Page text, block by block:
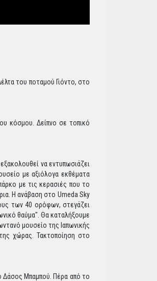
του ποταμού Γιόντο, στο
κόσμου. Δείπνο σε τοπικό
να εντυπωσιάζει
με αξιόλογα εκθέματα
με τις κερασιές που το
Η ανάβαση στο Umeda Sky
των 40 ορόφων, στεγάζει
θαύμα". Θα καταλήξουμε
μουσείο της Ιαπωνικής
χώρας. Τακτοποίηση στο
Δάσος Μπαμπού. Πέρα από το